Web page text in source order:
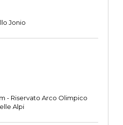
Jonio
- Riservato Arco Olimpico
Alpi